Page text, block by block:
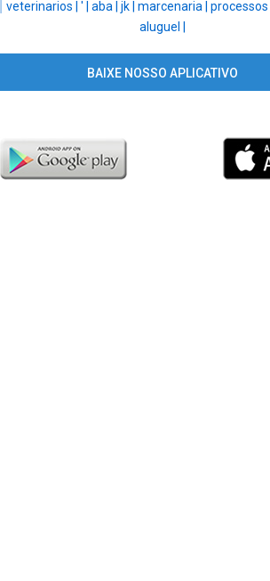
veterinarios | ' | aba | jk | marcenaria | processos |
aluguel |
BAIXE NOSSO APLICATIVO